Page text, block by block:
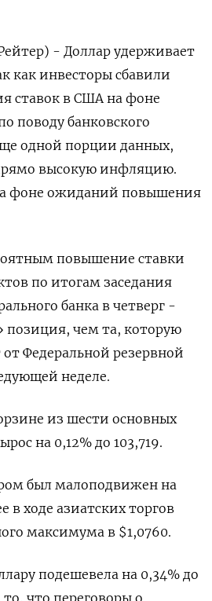
- Доллар удерживает
как инвесторы сбавили
ставок в США на фоне
поводу банковского
одной порции данных,
высокую инфляцию.
фоне ожиданий повышения
повышение ставки
по итогам заседания
банка в четверг -
позиция, чем та, которую
Федеральной резервной
неделе.
из шести основных
на 0,12% до 103,719​.
был малоподвижен на
в ходе азиатских торгов
максимума в $1,0760.
подешевела на 0,34%​ до
что переговоры о